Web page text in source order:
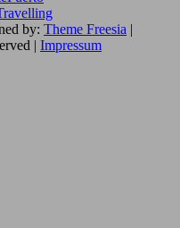
by: Theme Freesia |
| Impressum